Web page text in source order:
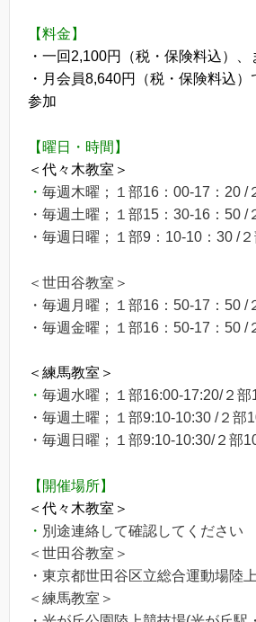
【料金】
・一回2,100円（税・保険料込）、
・月会員8,640円（税・保険料込
参加
【曜日・時間】
＜代々木教室＞
・ 毎週木曜；１部16：00-17：20 /
・毎週土曜；１部15：30-16：50 /
・毎週日曜；１部9：10-10：30 /
＜世田谷教室＞
・毎週月曜；１部16：50-17：50 /
・毎週金曜；１部16：50-17：50 /
＜練馬教室＞
・ 毎週水曜；１部16:00-17:20/２部
・毎週土曜；１部9:10-10:30 /２部
・毎週日曜；１部9:10-10:30/２部
【開催場所】
＜代々木教室＞
・ 別途連絡して確認してください
＜世田谷教室＞
・東京都世田谷区立総合運動場陸
＜練馬教室＞